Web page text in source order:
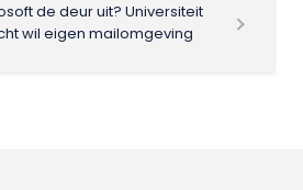
de deur uit? Universiteit
wil eigen mailomgeving